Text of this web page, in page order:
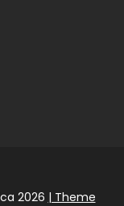
2026 | Theme